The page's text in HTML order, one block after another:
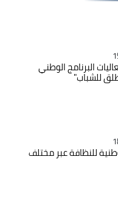
البرنامج الوطني
للشباب"
للنظافة عبر مختلف